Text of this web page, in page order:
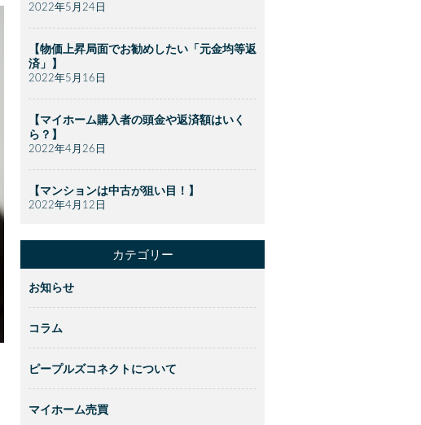
2022年5月24日
【物価上昇局面でお勧めしたい「元金均等返
済」】
2022年5月16日
【マイホーム購入者の頭金や返済額はいく
ら？】
2022年4月26日
【マンションは中古が狙い目！】
2022年4月12日
カテゴリー
お知らせ
コラム
ピープルズコネクトについて
マイホーム売買